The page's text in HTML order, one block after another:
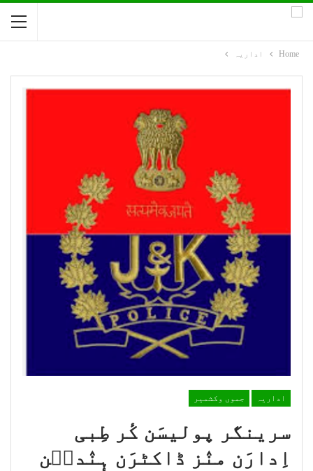
Home اداریہ
اداریہ جموں وکشمیر
سرینگر پولیسَن کٔر طِبی
اِدارَن منٛز ڈاکٹرَن ہٕنٛدٮ۪ن